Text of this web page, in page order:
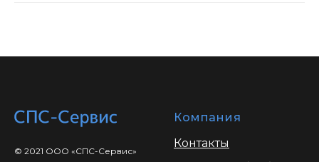
© 2021 ООО «СПС-Сервис»
Компания
Контакты